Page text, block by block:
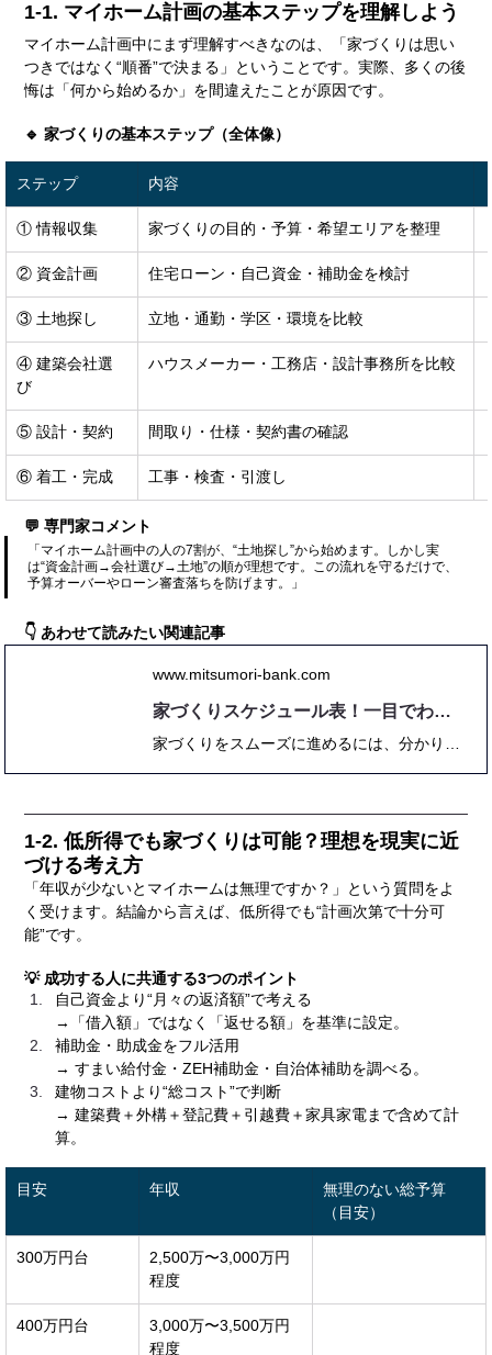
1-1. マイホーム計画の基本ステップを理解しよう
マイホーム計画中にまず理解すべきなのは、「家づくりは思い
つきではなく“順番”で決まる」ということです。実際、多くの後
悔は「何から始めるか」を間違えたことが原因です。
🔹 家づくりの基本ステップ（全体像）
ステップ 内容
① 情報収集 家づくりの目的・予算・希望エリアを整理
② 資金計画 住宅ローン・自己資金・補助金を検討
③ 土地探し 立地・通勤・学区・環境を比較
④ 建築会社選
び
ハウスメーカー・工務店・設計事務所を比較
⑤ 設計・契約 間取り・仕様・契約書の確認
⑥ 着工・完成 工事・検査・引渡し
💬 専門家コメント
「マイホーム計画中の人の7割が、“土地探し”から始めます。しかし実
は“資金計画→会社選び→土地”の順が理想です。この流れを守るだけで、
予算オーバーやローン審査落ちを防げます。」
👇 あわせて読みたい関連記事
www.mitsumori-bank.com
家づくりスケジュール表！一目でわかるあなたの夢を実現する方法
1-2. 低所得でも家づくりは可能？理想を現実に近
づける考え方
「年収が少ないとマイホームは無理ですか？」という質問をよ
く受けます。結論から言えば、低所得でも“計画次第で十分可
能”です。
💡 成功する人に共通する3つのポイント
自己資金より“月々の返済額”で考える
→「借入額」ではなく「返せる額」を基準に設定。
補助金・助成金をフル活用
→ すまい給付金・ZEH補助金・自治体補助を調べる。
建物コストより“総コスト”で判断
→ 建築費＋外構＋登記費＋引越費＋家具家電まで含めて計
算。
目安 年収
無理のない総予算
（目安）
300万円台
2,500万〜3,000万円
程度
400万円台
3,000万〜3,500万円
程度